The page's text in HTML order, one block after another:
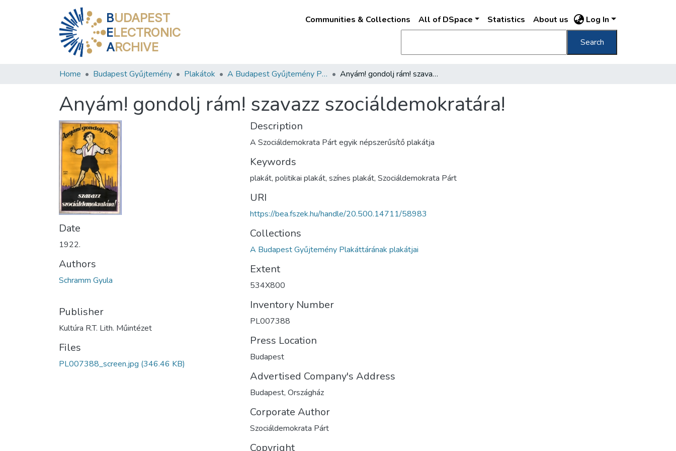
BUDAPEST
ELECTRONIC
ARCHIVE
Communities & Collections All of DSpace Statistics About us Log In
Search
Home Budapest Gyűjtemény Plakátok A Budapest Gyűjtemény Plakáttárának plakátjai Anyám! gondolj rám! szavazz szociáldemokratára!
Anyám! gondolj rám! szavazz szociáldemokratára!
Date
1922.
Authors
Schramm Gyula
Publisher
Kultúra R.T. Lith. Műintézet
Files
PL007388_screen.jpg (346.46 KB)
Description
A Szociáldemokrata Párt egyik népszerűsítő plakátja
Keywords
plakát, politikai plakát, színes plakát, Szociáldemokrata Párt
URI
https://bea.fszek.hu/handle/20.500.14711/58983
Collections
A Budapest Gyűjtemény Plakáttárának plakátjai
Extent
534X800
Inventory Number
PL007388
Press Location
Budapest
Advertised Company's Address
Budapest, Országház
Corporate Author
Szociáldemokrata Párt
Copyright